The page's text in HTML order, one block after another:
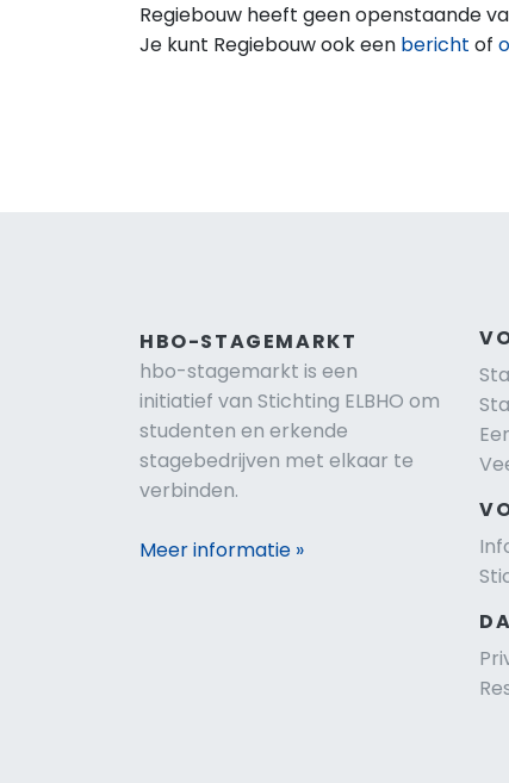
Regiebouw heeft geen openstaande
Je kunt Regiebouw ook een bericht of
HBO-STAGEMARKT
hbo-stagemarkt is een
initiatief van Stichting ELBHO om
studenten en erkende
stagebedrijven met elkaar te
verbinden.
Meer informatie »